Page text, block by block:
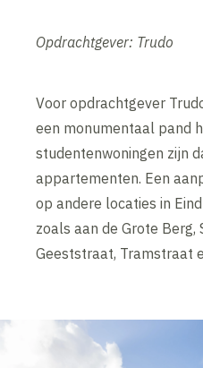
Opdrachtgever: Trudo
Voor opdrachtgever
een monumentaal pand
studentenwoningen zijn
appartementen. Een
op andere locaties in
zoals aan de Grote
Geeststraat, Tramstraat